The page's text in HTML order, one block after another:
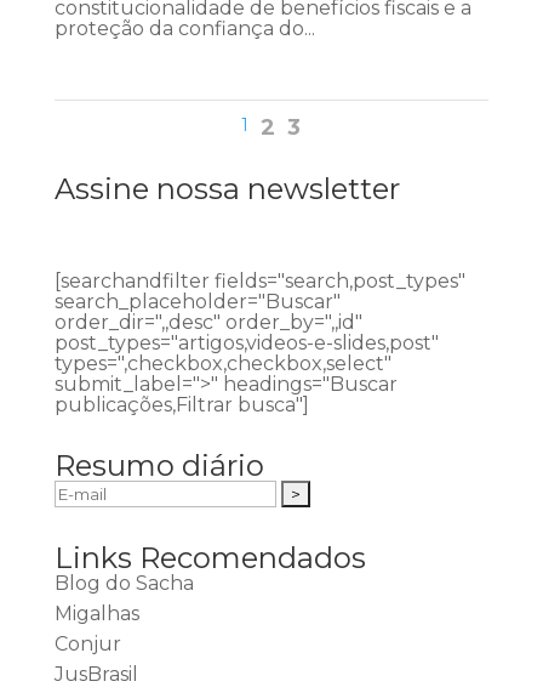
constitucionalidade de benefícios fiscais e a
proteção da confiança do...
1 2 3
Assine nossa newsletter
[searchandfilter fields="search,post_types"
search_placeholder="Buscar"
order_dir=",,desc" order_by=",,id"
post_types="artigos,videos-e-slides,post"
types=",checkbox,checkbox,select"
submit_label=">" headings="Buscar
publicações,Filtrar busca"]
Resumo diário
Links Recomendados
Blog do Sacha
Migalhas
Conjur
JusBrasil